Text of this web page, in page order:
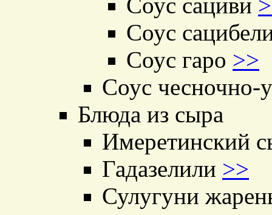
Соус
Соус гаро >>
Соус чесночно-
Блюда из сыра
Имеретинский
Гадазелили >>
Сулугуни